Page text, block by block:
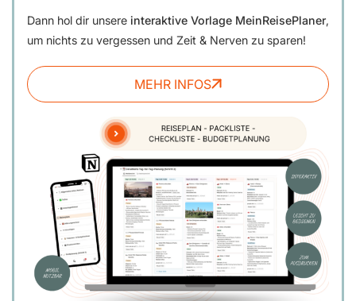
Dann hol dir unsere interaktive Vorlage MeinReisePlaner,
um nichts zu vergessen und Zeit & Nerven zu sparen!
MEHR INFOS